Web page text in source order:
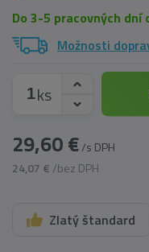
Do 3-5 pracovných dní
Možnosti
ks
29,60 €/s DPH
24,07 € /bez DPH
Zlatý štandard